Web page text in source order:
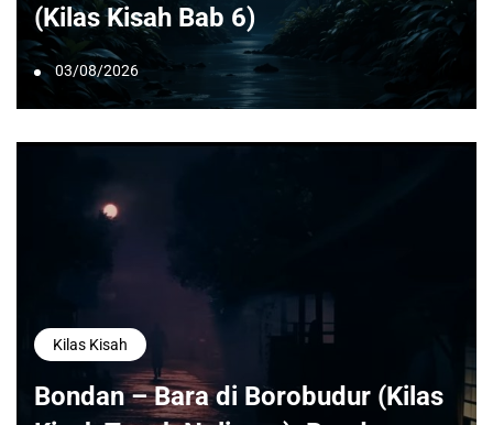
(Kilas Kisah Bab 6)
03/08/2026
Kilas Kisah
Bondan – Bara di Borobudur (Kilas